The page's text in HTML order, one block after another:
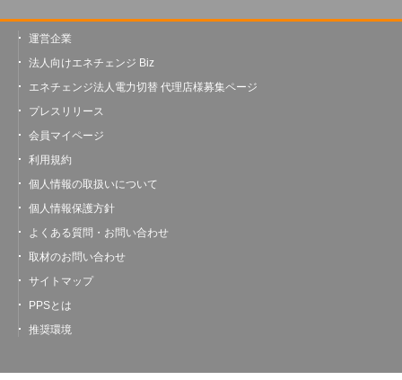
運営企業
法人向けエネチェンジ Biz
エネチェンジ法人電力切替 代理店様募集ページ
プレスリリース
会員マイページ
利用規約
個人情報の取扱いについて
個人情報保護方針
よくある質問・お問い合わせ
取材のお問い合わせ
サイトマップ
PPSとは
推奨環境